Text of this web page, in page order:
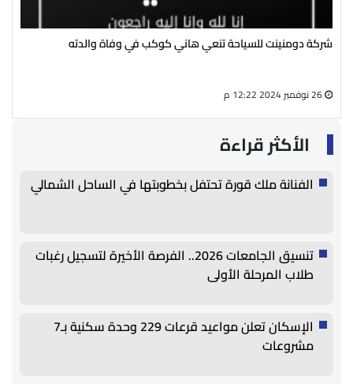
شركة دومنينت للسياحة تنعي هاني كوكب في وفاة والدته
الأكثر قراءة
الفنانة ملك قورة تحتفل بخطوبتها في الساحل الشمالي
تنسيق الجامعات 2026.. الفرصة الأخيرة لتسجيل رغبات
طلاب المرحلة الأولى
الإسكان تعلن مواعيد قرعات 229 وحدة سكنية بـ7
مشروعات